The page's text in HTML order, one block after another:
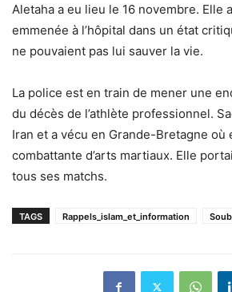
Aletaha a eu lieu le 16 novembre. Elle
emmenée à l’hôpital dans un état
ne pouvaient pas lui sauver la vie.
La police est en train de mener une
du décès de l’athlète professionnel.
Iran et a vécu en Grande-Bretagne où
combattante d’arts martiaux. Elle
tous ses matchs.
TAGS Rappels_islam_et_information